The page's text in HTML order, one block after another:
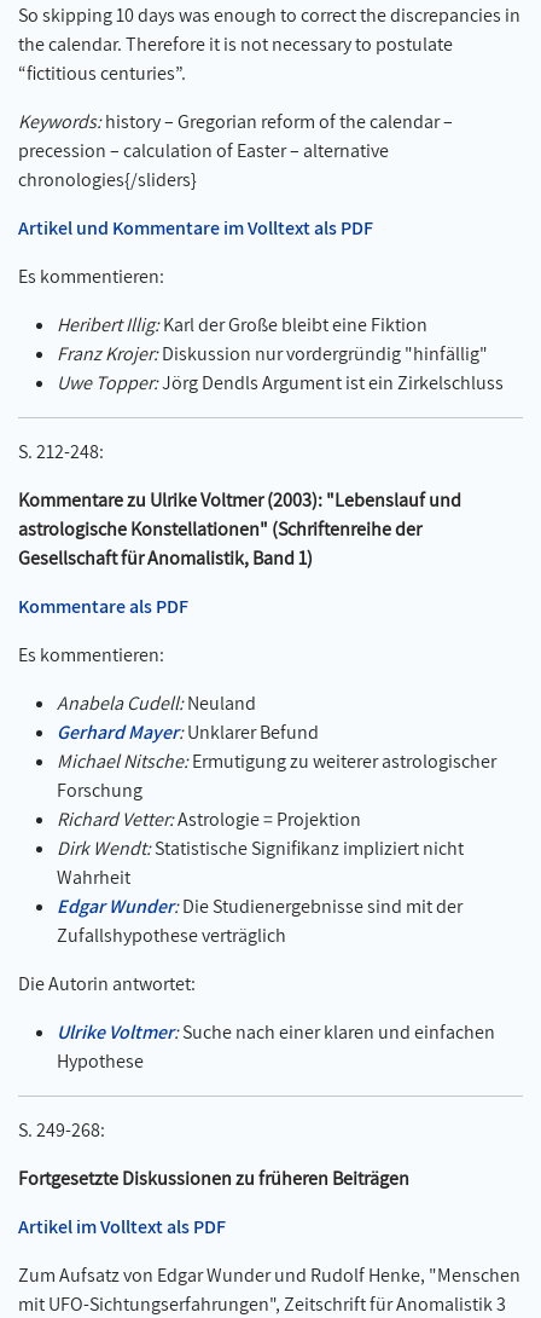
So skipping 10 days was enough to correct the discrepancies in
the calendar. Therefore it is not necessary to postulate
“fictitious centuries”.
Keywords:history – Gregorian reform of the calendar –
precession – calculation of Easter – alternative
chronologies{/sliders}
Artikel und Kommentare im Volltext als PDF
Es kommentieren:
Heribert Illig:Karl der Große bleibt eine Fiktion
Franz Krojer:Diskussion nur vordergründig "hinfällig"
Uwe Topper:Jörg Dendls Argument ist ein Zirkelschluss
S. 212-248:
Kommentare zu Ulrike Voltmer (2003): "Lebenslauf und
astrologische Konstellationen" (Schriftenreihe der
Gesellschaft für Anomalistik, Band 1)
Kommentare als PDF
Es kommentieren:
Anabela Cudell:Neuland
Gerhard Mayer:Unklarer Befund
Michael Nitsche:Ermutigung zu weiterer astrologischer
Forschung
Richard Vetter:Astrologie = Projektion
Dirk Wendt:Statistische Signifikanz impliziert nicht
Wahrheit
Edgar Wunder:Die Studienergebnisse sind mit der
Zufallshypothese verträglich
Die Autorin antwortet:
Ulrike Voltmer:Suche nach einer klaren und einfachen
Hypothese
S. 249-268:
Fortgesetzte Diskussionen zu früheren Beiträgen
Artikel im Volltext als PDF
Zum Aufsatz von Edgar Wunder und Rudolf Henke, "Menschen
mit UFO-Sichtungserfahrungen", Zeitschrift für Anomalistik 3